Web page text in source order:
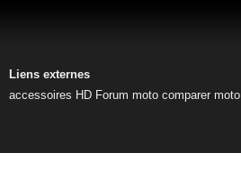
Liens externes
accessoires HD Forum moto comparer moto